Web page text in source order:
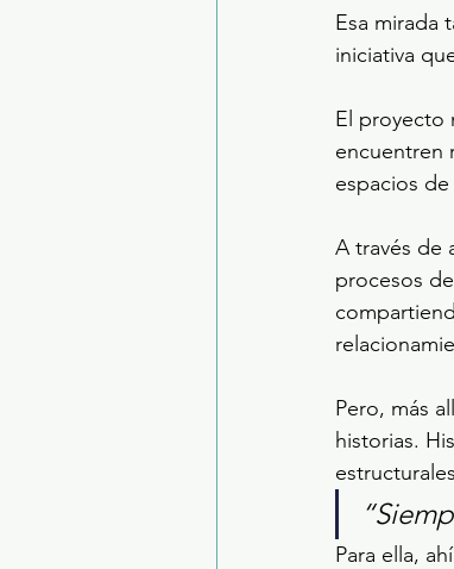
Esa mirada
iniciativa
El proyecto
encuentren
espacios
A través de
procesos
Pero, más
historias.
Para ella,